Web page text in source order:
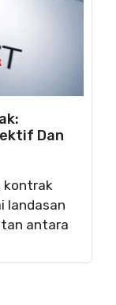
Dan
kontrak
landasan
antara